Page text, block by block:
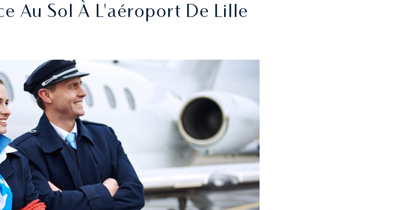
Au Sol À L'aéroport De Lille